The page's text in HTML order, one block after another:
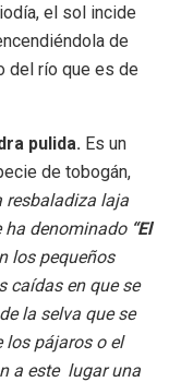
el sol incide
de
del río que es de
pulida. Es un
de tobogán,
resbaladiza laja
ha denominado “El
los pequeños
caídas en que se
la selva que se
los pájaros o el
a este lugar una